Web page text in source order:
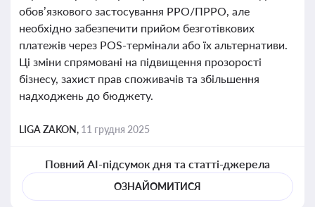
обов’язкового застосування РРО/ПРРО, але
необхідно забезпечити прийом безготівкових
платежів через POS-термінали або їх альтернативи.
Ці зміни спрямовані на підвищення прозорості
бізнесу, захист прав споживачів та збільшення
надходжень до бюджету.
LIGA ZAKON, 11 грудня 2025
Повний AI-підсумок дня та статті-джерела
ОЗНАЙОМИТИСЯ